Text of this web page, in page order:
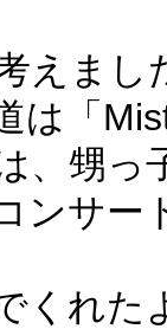
えま
は「
、甥っ
ンサ
くれた